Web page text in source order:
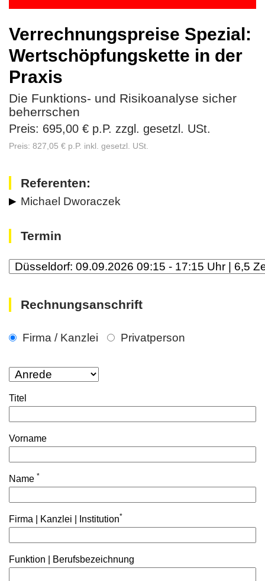
Verrechnungspreise Spezial:
Wertschöpfungskette in der
Praxis
Die Funktions- und Risikoanalyse sicher
beherrschen
Preis: 695,00 € p.P. zzgl. gesetzl. USt.
Preis: 827,05 € p.P. inkl. gesetzl. USt.
Referenten:
Michael Dworaczek
Termin
Rechnungsanschrift
Firma / Kanzlei Privatperson
Titel
Vorname
Name *
Firma | Kanzlei | Institution*
Funktion | Berufsbezeichnung